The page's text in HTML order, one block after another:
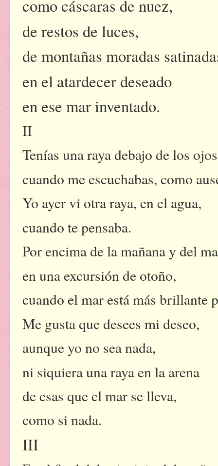
como cáscaras de nuez,
de restos de luces,
de montañas moradas
en el atardecer deseado
en ese mar inventado.
II
Tenías una raya debajo de los
cuando me escuchabas, como
Yo ayer vi otra raya, en el agua,
cuando te pensaba.
Por encima de la mañana y del
en una excursión de otoño,
cuando el mar está más brillante
Me gusta que desees mi deseo,
aunque yo no sea nada,
ni siquiera una raya en la arena
de esas que el mar se lleva,
como si nada.
III